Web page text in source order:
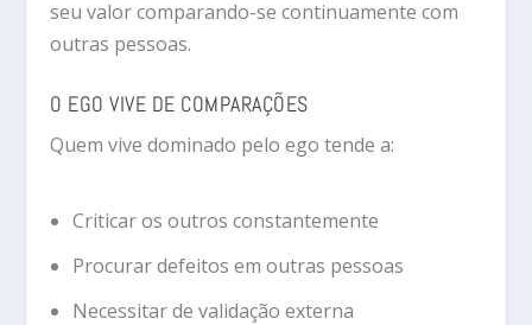
seu valor comparando-se continuamente com
outras pessoas.
O EGO VIVE DE COMPARAÇÕES
Quem vive dominado pelo ego tende a:
Criticar os outros constantemente
Procurar defeitos em outras pessoas
Necessitar de validação externa